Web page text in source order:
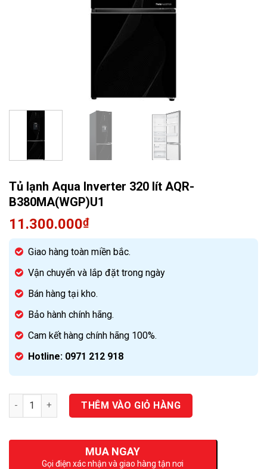
Quạt điều hòa
Tủ lạnh Aqua Inverter 320 lít AQR-
B380MA(WGP)U1
11.300.000₫
Giao hàng toàn miền bắc.
Vận chuyển và lắp đặt trong ngày
Bán hàng tại kho.
Bảo hành chính hãng.
Cam kết hàng chính hãng 100%.
Hotline: 0971 212 918
Số lượng THÊM VÀO GIỎ HÀNG
MUA NGAY
Gọi điện xác nhận và giao hàng tận nơi